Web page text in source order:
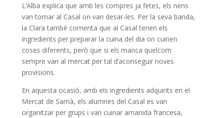
L’Alba explica que amb les compres ja fetes, els nens
van tornar al Casal on van desar-les. Per la seva banda,
la Clara també comenta que al Casal tenen els
ingredients per preparar la cuina del dia on cuinen
coses diferents, però que si els manca quelcom
sempre van al mercat per tal d’aconseguir noves
provisions.
En aquesta ocasió, amb els ingredients adquirits en el
Mercat de Sarrià, els alumnes del Casal es van
organitzar per grups i van cuinar amanida francesa,